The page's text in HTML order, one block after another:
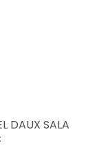
DAUX SALA